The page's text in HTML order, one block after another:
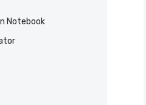
Notebook